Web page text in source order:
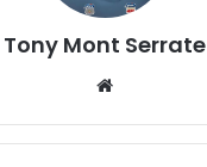
Tony Mont Serrate
te